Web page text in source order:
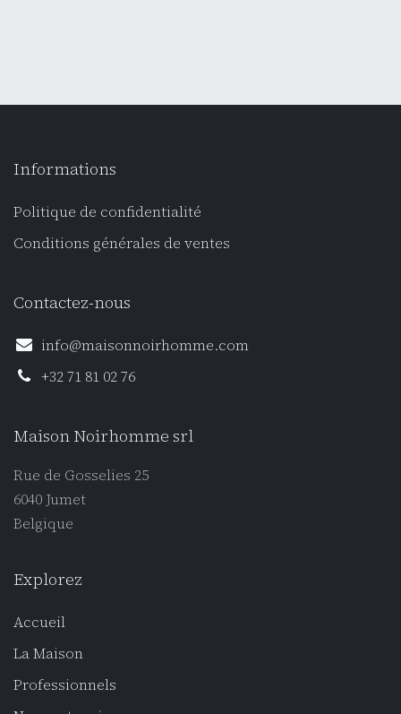
Informations
Politique de confidentialité
Conditions générales de ventes
Contactez-nous
info@maisonnoirhomme.com
+32 71 81 02 76
Maison Noirhomme srl
Rue de Gosselies 25
6040 Jumet
Belgique
Explorez
Accueil
La Maison
Professionnels